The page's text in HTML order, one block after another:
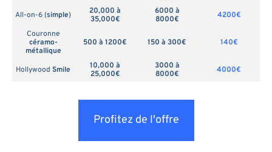
All-on-6 (simple)
20,000 à
35,000€
6000 à
8000€
4200€
Couronne
céramo-
métallique
500 à 1200€ 150 à 300€ 140€
Hollywood Smile
10,000 à
25,000€
3000 à
8000€
4000€
Profitez de l'offre